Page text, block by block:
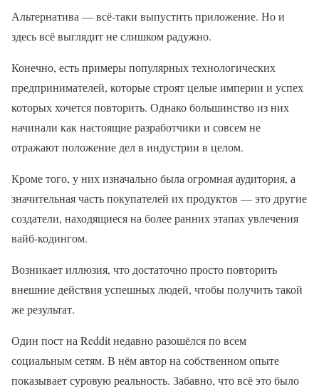
Альтернатива — всё-таки выпустить приложение. Но и
здесь всё выглядит не слишком радужно.
Конечно, есть примеры популярных технологических
предпринимателей, которые строят целые империи и успех
которых хочется повторить. Однако большинство из них
начинали как настоящие разработчики и совсем не
отражают положение дел в индустрии в целом.
Кроме того, у них изначально была огромная аудитория, а
значительная часть покупателей их продуктов — это другие
создатели, находящиеся на более ранних этапах увлечения
вайб-кодингом.
Возникает иллюзия, что достаточно просто повторить
внешние действия успешных людей, чтобы получить такой
же результат.
Один пост на Reddit недавно разошёлся по всем
социальным сетям. В нём автор на собственном опыте
показывает суровую реальность. Забавно, что всё это было